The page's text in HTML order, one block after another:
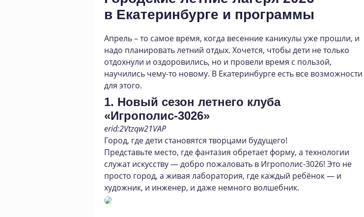
в Екатеринбурге и программы
Апрель – то самое время, когда весенние каникулы уже прошли, и
надо планировать летний отдых. Хочется, чтобы дети не только
отдохнули и оздоровились, но и провели время с пользой,
научились чему-то новому. В Екатеринбурге есть все возможности
для этого.
1. Новый сезон летнего клуба
«Игрополис-3026»
erid:2Vtzqw21VAP
Город, где дети становятся творцами будущего!
Представьте место, где фантазия обретает форму, а технологии
служат искусству — добро пожаловать в Игрополис-3026! Это не
просто город, а живая лаборатория, где каждый ребёнок — и
художник, и инженер, и даже немного волшебник.